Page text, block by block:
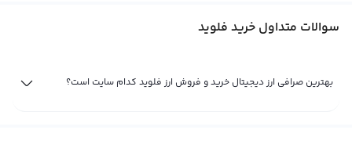
سوالات متداول خرید فلوید
بهترین صرافی ارز دیجیتال خرید و فروش ارز فلوید کدام سایت است؟